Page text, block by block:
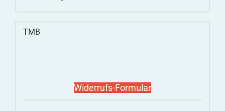
TMB
Widerrufs-Formular